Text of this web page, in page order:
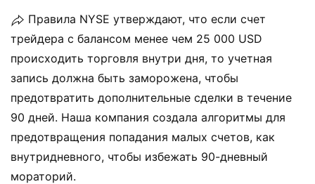
Правила NYSE утверждают, что если счет
трейдера с балансом менее чем 25 000 USD
происходить торговля внутри дня, то учетная
запись должна быть заморожена, чтобы
предотвратить дополнительные сделки в течение
90 дней. Наша компания создала алгоритмы для
предотвращения попадания малых счетов, как
внутридневного, чтобы избежать 90-дневный
мораторий.